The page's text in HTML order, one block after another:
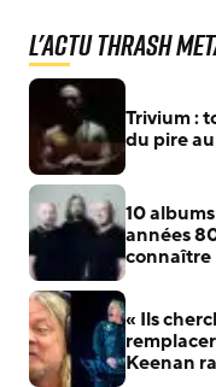
L'actu Thrash
Trivium :
du pire
10
années
connaître
« Ils
Keenan